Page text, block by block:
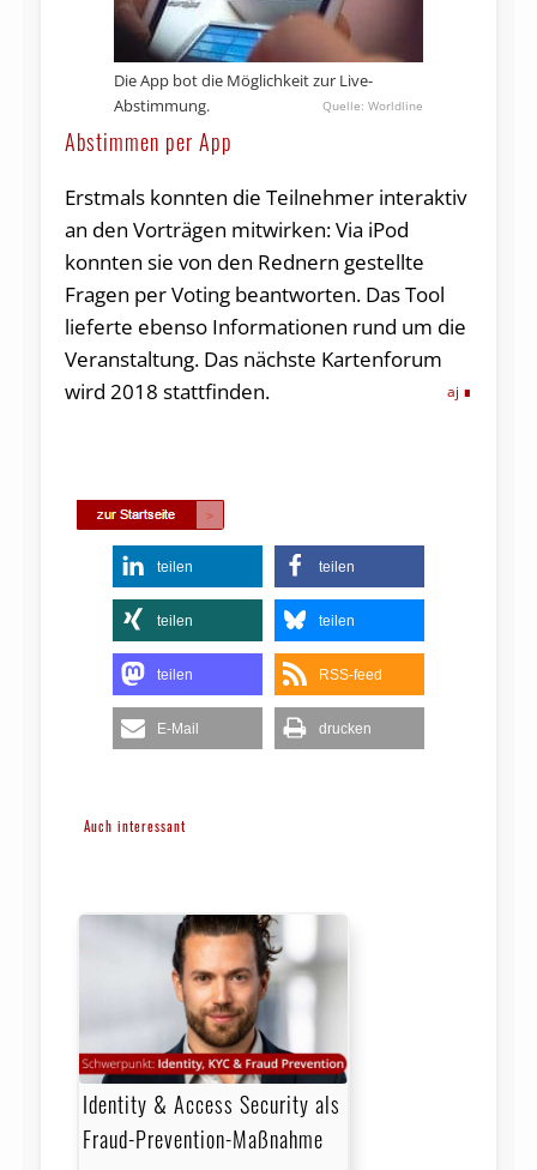
Die App bot die Möglichkeit zur Live-
Abstimmung.
Worldline
Abstimmen per App
Erstmals konnten die Teilnehmer interaktiv
an den Vorträgen mitwirken: Via iPod
konnten sie von den Rednern gestellte
Fragen per Voting beantworten. Das Tool
lieferte ebenso Informationen rund um die
Veranstaltung. Das nächste Kartenforum
wird 2018 stattfinden.
aj
teilen teilen
teilen teilen
teilen RSS-feed
E-Mail drucken
Auch interessant
Identity & Access Security als
Fraud-Prevention-Maßnahme